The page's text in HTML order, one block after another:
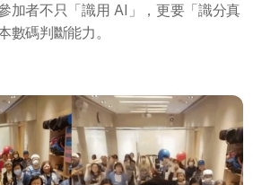
加者不只「識用 AI」，更要「識分真
數碼判斷能力。
學 AI 課程計劃
用服務
意廣告服務